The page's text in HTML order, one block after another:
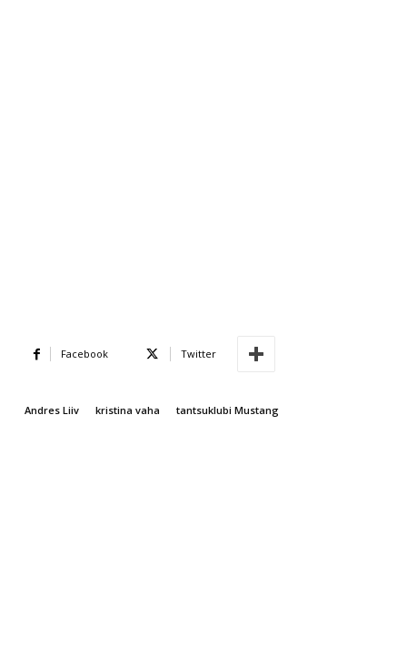
Facebook Twitter
Andres Liiv kristina vaha tantsuklubi Mustang